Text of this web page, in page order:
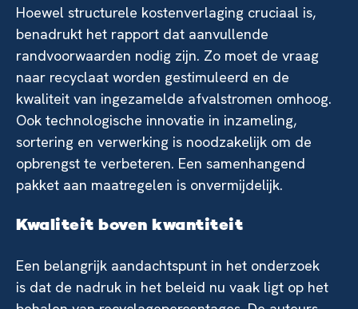
Hoewel structurele kostenverlaging cruciaal is,
benadrukt het rapport dat aanvullende
randvoorwaarden nodig zijn. Zo moet de vraag
naar recyclaat worden gestimuleerd en de
kwaliteit van ingezamelde afvalstromen omhoog.
Ook technologische innovatie in inzameling,
sortering en verwerking is noodzakelijk om de
opbrengst te verbeteren. Een samenhangend
pakket aan maatregelen is onvermijdelijk.
Kwaliteit boven kwantiteit
Een belangrijk aandachtspunt in het onderzoek
is dat de nadruk in het beleid nu vaak ligt op het